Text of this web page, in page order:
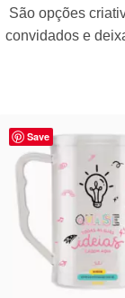
São opções
convidados e
Save